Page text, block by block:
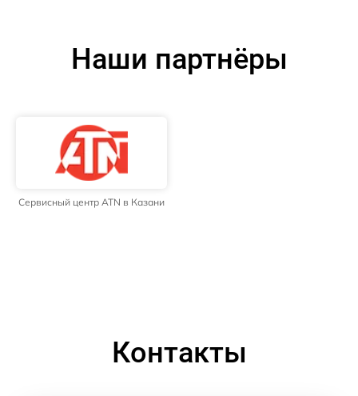
Наши партнёры
Сервисный центр ATN в Казани
Контакты